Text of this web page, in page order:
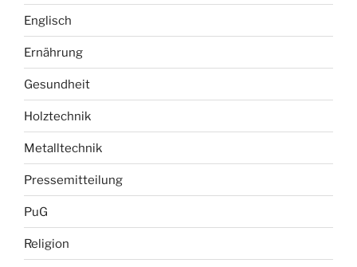
Englisch
Ernährung
Gesundheit
Holztechnik
Metalltechnik
Pressemitteilung
PuG
Religion